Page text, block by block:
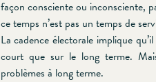
façon consciente ou inconsciente,
ce temps n’est pas un temps de
La cadence électorale implique
court que sur le long terme.
problèmes à long terme.